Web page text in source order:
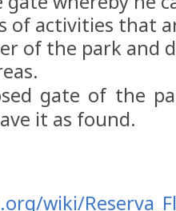
of activities that
of the park and
gate of the
it as found.
wiki/